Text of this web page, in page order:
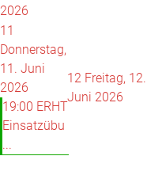
2026
11
Donnerstag,
11. Juni
2026
19:00 ERHT
Einsatzübu
...
12 Freitag, 12.
Juni 2026